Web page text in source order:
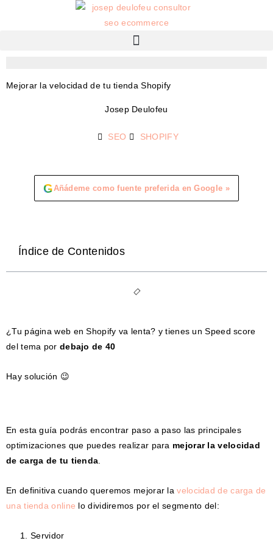
Mejorar la velocidad de tu tienda Shopify
Josep Deulofeu
SEO SHOPIFY
GAñádeme como fuente preferida en Google »
Índice de Contenidos
¿Tu página web en Shopify va lenta? y tienes un Speed score
del tema por debajo de 40
Hay solución 😉
En esta guía podrás encontrar paso a paso las principales
optimizaciones que puedes realizar para mejorar la velocidad
de carga de tu tienda
En definitiva cuando queremos mejorar lavelocidad de carga de
una tienda online lo dividiremos por el segmento del:
Servidor